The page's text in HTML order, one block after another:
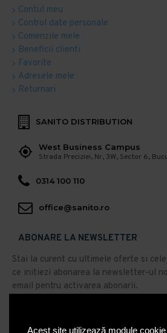
Acest site utilizează module
Contul meu
Control date personale
Comenzile mele
Beneficii clienti
Favorite
Adresele mele
Returnari
SANITO DISTRIBUTION
West Business Campus
Strada Preciziei, Nr, 3W, Sector 6,
0314 100 110
office@sanito.ro
ABONARE LA NEWSLETTER
Stai la curent cu ultimele oferte si
ce initiezi abonarea la newsletter-ul
email pentru activarea abonarii.
Am citit şi sunt de acord cu Politica de